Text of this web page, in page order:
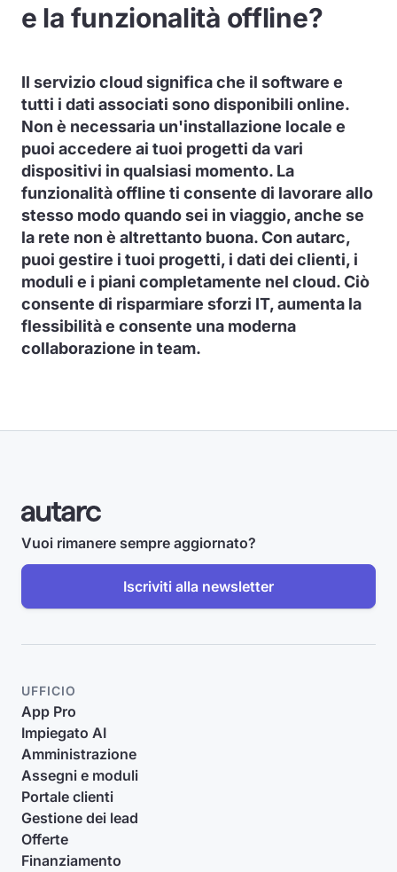
e la funzionalità offline?
Il servizio cloud significa che il software e
tutti i dati associati sono disponibili online.
Non è necessaria un'installazione locale e
puoi accedere ai tuoi progetti da vari
dispositivi in qualsiasi momento. La
funzionalità offline ti consente di lavorare allo
stesso modo quando sei in viaggio, anche se
la rete non è altrettanto buona. Con autarc,
puoi gestire i tuoi progetti, i dati dei clienti, i
moduli e i piani completamente nel cloud. Ciò
consente di risparmiare sforzi IT, aumenta la
flessibilità e consente una moderna
collaborazione in team.
Vuoi rimanere sempre aggiornato?
Iscriviti alla newsletter
UFFICIO
App Pro
Impiegato AI
Amministrazione
Assegni e moduli
Portale clienti
Gestione dei lead
Offerte
Finanziamento